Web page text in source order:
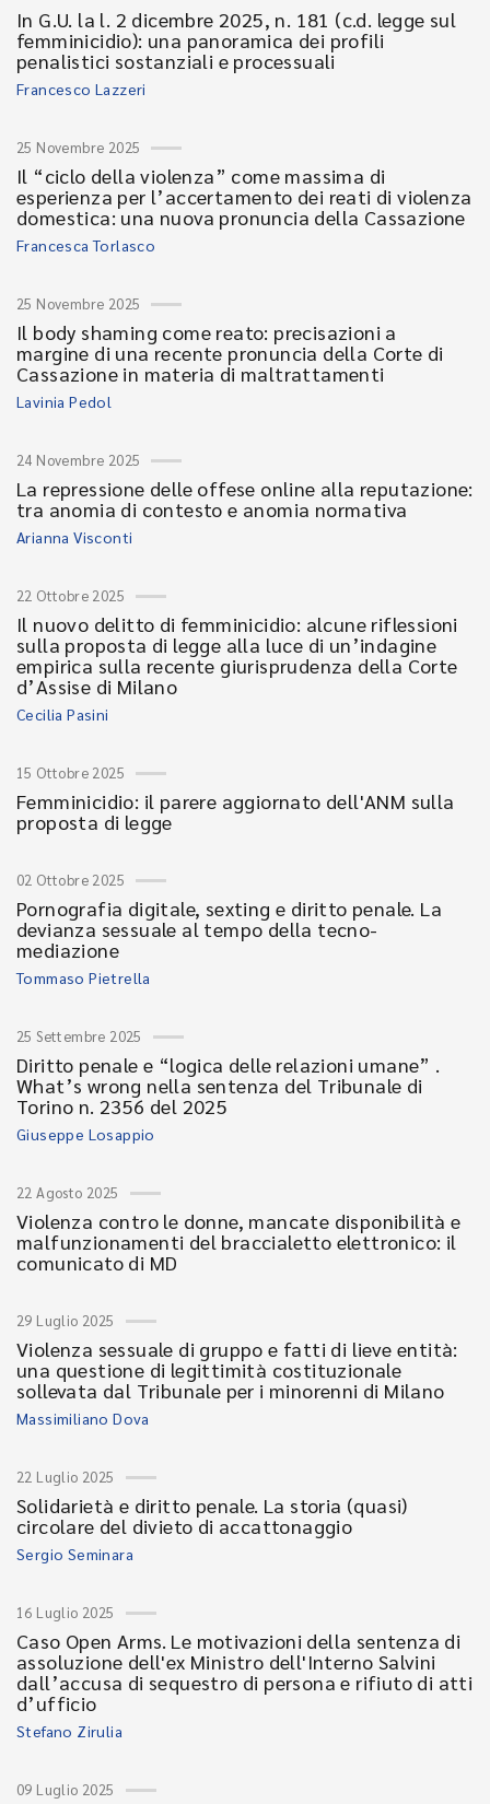
In G.U. la l. 2 dicembre 2025, n. 181 (c.d. legge sul
femminicidio): una panoramica dei profili
penalistici sostanziali e processuali
Francesco Lazzeri
25 Novembre 2025
Il “ciclo della violenza” come massima di
esperienza per l’accertamento dei reati di violenza
domestica: una nuova pronuncia della Cassazione
Francesca Torlasco
25 Novembre 2025
Il body shaming come reato: precisazioni a
margine di una recente pronuncia della Corte di
Cassazione in materia di maltrattamenti
Lavinia Pedol
24 Novembre 2025
La repressione delle offese online alla reputazione:
tra anomia di contesto e anomia normativa
Arianna Visconti
22 Ottobre 2025
Il nuovo delitto di femminicidio: alcune riflessioni
sulla proposta di legge alla luce di un’indagine
empirica sulla recente giurisprudenza della Corte
d’Assise di Milano
Cecilia Pasini
15 Ottobre 2025
Femminicidio: il parere aggiornato dell'ANM sulla
proposta di legge
02 Ottobre 2025
Pornografia digitale, sexting e diritto penale. La
devianza sessuale al tempo della tecno-
mediazione
Tommaso Pietrella
25 Settembre 2025
Diritto penale e “logica delle relazioni umane” .
What’s wrong nella sentenza del Tribunale di
Torino n. 2356 del 2025
Giuseppe Losappio
22 Agosto 2025
Violenza contro le donne, mancate disponibilità e
malfunzionamenti del braccialetto elettronico: il
comunicato di MD
29 Luglio 2025
Violenza sessuale di gruppo e fatti di lieve entità:
una questione di legittimità costituzionale
sollevata dal Tribunale per i minorenni di Milano
Massimiliano Dova
22 Luglio 2025
Solidarietà e diritto penale. La storia (quasi)
circolare del divieto di accattonaggio
Sergio Seminara
16 Luglio 2025
Caso Open Arms. Le motivazioni della sentenza di
assoluzione dell'ex Ministro dell'Interno Salvini
dall’accusa di sequestro di persona e rifiuto di atti
d’ufficio
Stefano Zirulia
09 Luglio 2025